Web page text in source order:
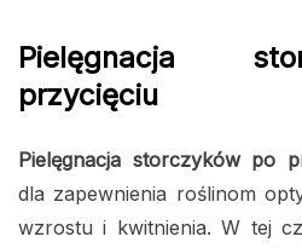
Pielęgnacja
przycięciu
Pielęgnacja storczyków po
dla zapewnienia roślinom
wzrostu i kwitnienia. W tej